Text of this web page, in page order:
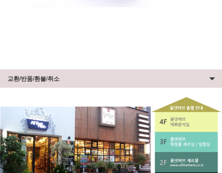
교환/반품/환불/취소